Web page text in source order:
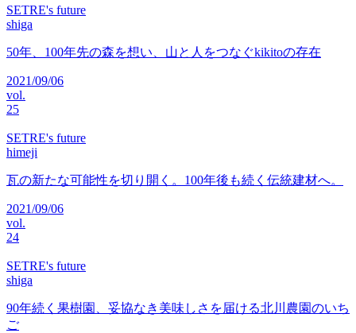
SETRE's future
shiga
50年、100年先の森を想い、山と人をつなぐkikitoの存在
2021/09/06
vol.
25
SETRE's future
himeji
瓦の新たな可能性を切り開く。100年後も続く伝統建材へ。
2021/09/06
vol.
24
SETRE's future
shiga
90年続く果樹園、妥協なき美味しさを届ける北川農園のいち
ご